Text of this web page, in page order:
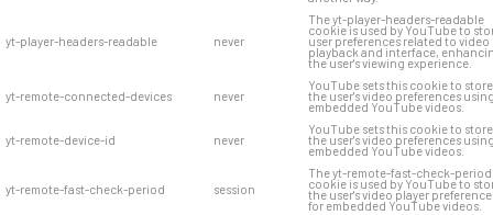
yt-player-headers-readable never
The yt-player-headers-readable
cookie is used by YouTube to
user preferences related to video
playback and interface,
the user's viewing experience.
yt-remote-connected-devices never
YouTube sets this cookie to store
the user's video preferences
embedded YouTube videos.
yt-remote-device-id never
YouTube sets this cookie to store
the user's video preferences
embedded YouTube videos.
yt-remote-fast-check-period session
The yt-remote-fast-check-period
cookie is used by YouTube to
the user's video player
for embedded YouTube videos.